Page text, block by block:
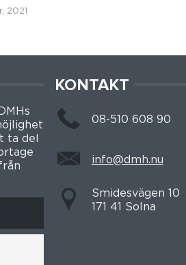
2021
ta del
KONTAKT
08-510 608 90
info@dmh.nu
Smidesvägen 10
171 41 Solna